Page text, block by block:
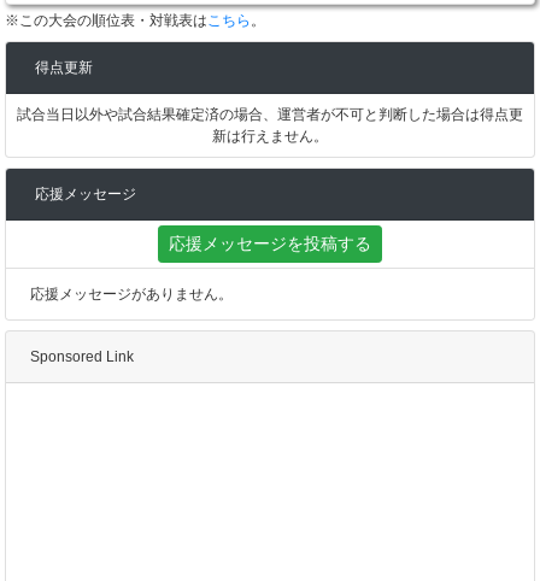
※この大会の順位表・対戦表はこちら 。
得点更新
試合当日以外や試合結果確定済の場合、運営者が不可と判断した場合は得点更
新は行えません。
応援メッセージ
応援メッセージを投稿する
応援メッセージがありません。
Sponsored Link